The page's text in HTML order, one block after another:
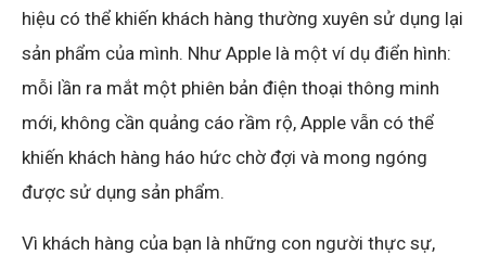
hiệu có thể khiến khách hàng thường xuyên sử dụng lại
sản phẩm của mình. Như Apple là một ví dụ điển hình:
mỗi lần ra mắt một phiên bản điện thoại thông minh
mới, không cần quảng cáo rầm rộ, Apple vẫn có thể
khiến khách hàng háo hức chờ đợi và mong ngóng
được sử dụng sản phẩm.
Vì khách hàng của bạn là những con người thực sự,